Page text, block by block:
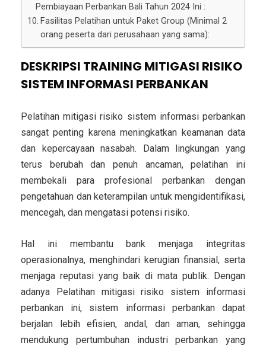
Pembiayaan Perbankan Bali Tahun 2024 Ini :
Fasilitas Pelatihan untuk Paket Group (Minimal 2
orang peserta dari perusahaan yang sama):
DESKRIPSI TRAINING MITIGASI RISIKO
SISTEM INFORMASI PERBANKAN
Pelatihan mitigasi risiko sistem informasi perbankan
sangat penting karena meningkatkan keamanan data
dan kepercayaan nasabah. Dalam lingkungan yang
terus berubah dan penuh ancaman, pelatihan ini
membekali para profesional perbankan dengan
pengetahuan dan keterampilan untuk mengidentifikasi,
mencegah, dan mengatasi potensi risiko.
Hal ini membantu bank menjaga integritas
operasionalnya, menghindari kerugian finansial, serta
menjaga reputasi yang baik di mata publik. Dengan
adanya Pelatihan mitigasi risiko sistem informasi
perbankan ini, sistem informasi perbankan dapat
berjalan lebih efisien, andal, dan aman, sehingga
mendukung pertumbuhan industri perbankan yang